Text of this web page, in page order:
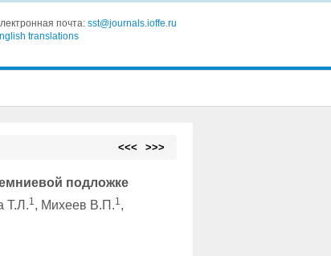
почта: sst@journals.ioffe.ru
translations
<<< >>>
подложке
Т.Л.1, Михеев В.П.1,